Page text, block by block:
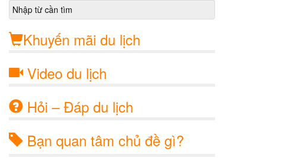
Khuyến mãi du lịch
Video du lịch
Hỏi – Đáp du lịch
Bạn quan tâm chủ đề gì?